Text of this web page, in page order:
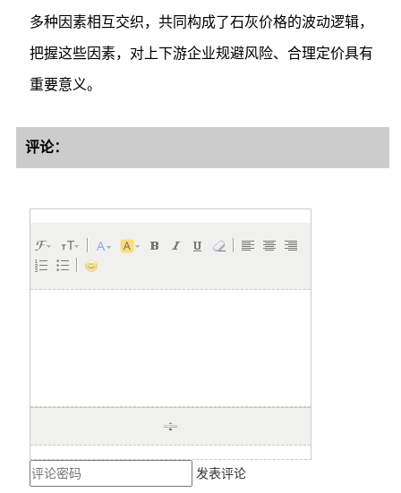
多种因素相互交织，共同构成了石灰价格的波动逻辑，
把握这些因素，对上下游企业规避风险、合理定价具有
重要意义。
评论：
发表评论